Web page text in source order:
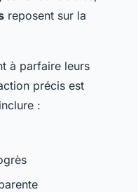
reposent sur la
à parfaire leurs
précis est
: